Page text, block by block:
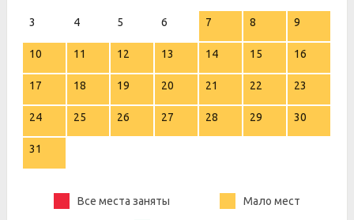
3 4 5 6 7 8 9
10 11 12 13 14 15 16
17 18 19 20 21 22 23
24 25 26 27 28 29 30
31
Все места заняты Мало мест